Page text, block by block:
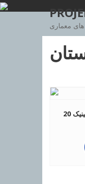
Skip
های معماری